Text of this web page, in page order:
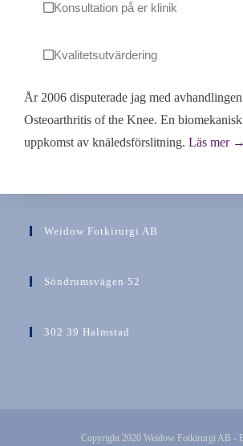
Konsultation på er klinik
Kvalitetsutvärdering
År 2006 disputerade jag med
Osteoarthritis of the Knee. En
uppkomst av knäledsförslitning. Läs mer →
Weidow Fotkirurgi AB
Söndrumsvägen 52
302 39 Halmstad
Copyright 2020 Weidow Fotkirurgi AB -